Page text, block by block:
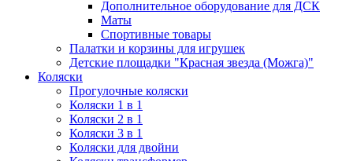
Дополнительное оборудование для ДСК
Маты
Спортивные товары
Палатки и корзины для игрушек
Детские площадки "Красная звезда (Можга)"
Коляски
Прогулочные коляски
Коляски 1 в 1
Коляски 2 в 1
Коляски 3 в 1
Коляски для двойни